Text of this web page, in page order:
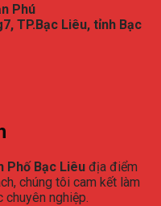
Phú
TP.Bạc Liêu, tỉnh Bạc
Phố Bạc Liêu địa điểm
chúng tôi cam kết làm
chuyên nghiệp.